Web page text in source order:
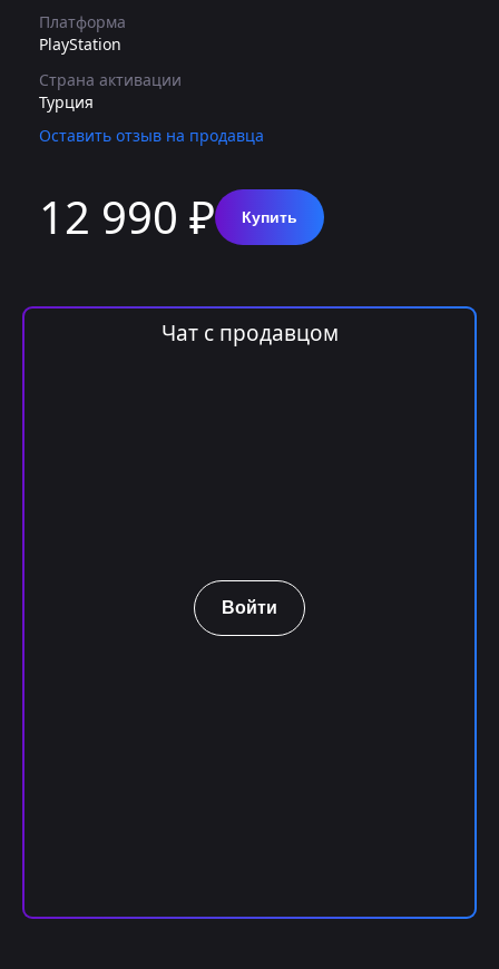
Платформа
PlayStation
Страна активации
Турция
Оставить отзыв на продавца
12 990 ₽ Купить
Чат с продавцом
Войти